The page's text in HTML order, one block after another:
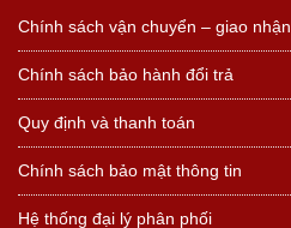
Chính sách vận chuyển – giao nhận
Chính sách bảo hành đổi trả
Quy định và thanh toán
Chính sách bảo mật thông tin
Hệ thống đại lý phân phối